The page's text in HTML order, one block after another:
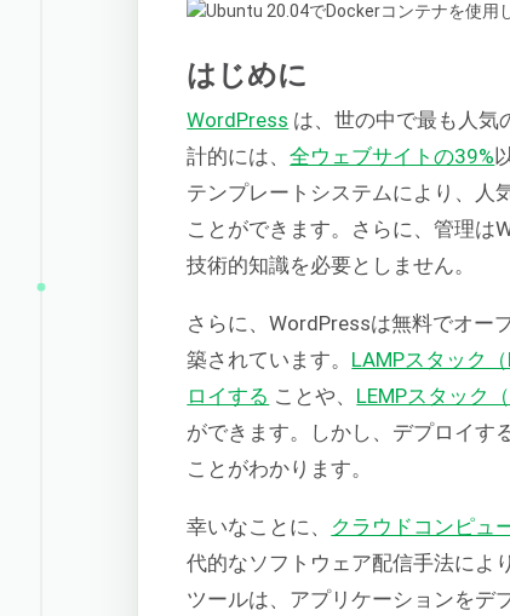
はじめに
WordPress は、世の中で最も人気
計的には、全ウェブサイトの39%
テンプレートシステムにより、人
ことができます。さらに、管理は
技術的知識を必要としません。
さらに、WordPressは無料でオー
築されています。 LAMPスタック
ロイする ことや、 LEMPスタック
ができます。しかし、デプロイす
ことがわかります。
幸いなことに、 クラウドコンピュ
代的なソフトウェア配信手法によ
ツールは、アプリケーションをデ